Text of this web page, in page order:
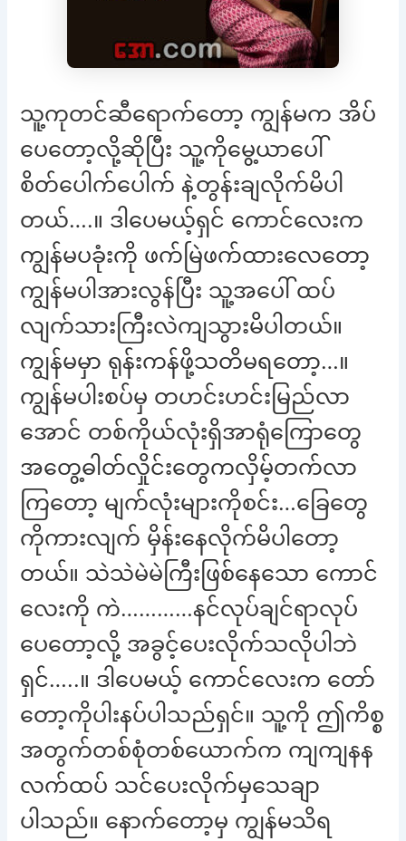
သူ့ကုတင်ဆီရောက်တော့ ကျွန်မက အိပ်
ပေတော့လို့ဆိုပြီး သူ့ကိုမွေ့ယာပေါ်
စိတ်ပေါက်ပေါက် နဲ့တွန်းချလိုက်မိပါ
တယ်….။ ဒါပေမယ့်ရှင် ကောင်လေးက
ကျွန်မပခုံးကို ဖက်မြဲဖက်ထားလေတော့
ကျွန်မပါအားလွန်ပြီး သူ့အပေါ် ထပ်
လျက်သားကြီးလဲကျသွားမိပါတယ်။
ကျွန်မမှာ ရုန်းကန်ဖို့သတိမရတော့…။
ကျွန်မပါးစပ်မှ တဟင်းဟင်းမြည်လာ
အောင် တစ်ကိုယ်လုံးရှိအာရုံကြောတွေ
အတွေ့ဓါတ်လှိုင်းတွေကလှိမ့်တက်လာ
ကြတော့ မျက်လုံးများကိုစင်း…ခြေတွေ
ကိုကားလျက် မှိန်းနေလိုက်မိပါတော့
တယ်။ သဲသဲမဲမဲကြီးဖြစ်နေသော ကောင်
လေးကို ကဲ…………နင်လုပ်ချင်ရာလုပ်
ပေတော့လို့ အခွင့်ပေးလိုက်သလိုပါဘဲ
ရှင်…..။ ဒါပေမယ့် ကောင်လေးက တော်
တော့ကိုပါးနပ်ပါသည်ရှင်။ သူ့ကို ဤကိစ္စ
အတွက်တစ်စုံတစ်ယောက်က ကျကျနန
လက်ထပ် သင်ပေးလိုက်မှသေချာ
ပါသည်။ နောက်တော့မှ ကျွန်မသိရ